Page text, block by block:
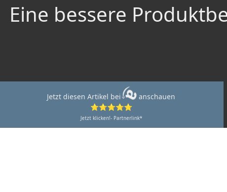
Eine bessere
Jetzt diesen Artikel bei
anschauen
⭐⭐⭐⭐⭐
Jetzt klicken!- Partnerlink*